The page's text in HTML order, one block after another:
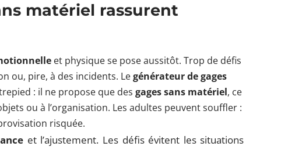
matériel rassurent
et physique se pose aussitôt. Trop de défis
ou, pire, à des incidents. Legénérateur de gages
: il ne propose que desgages sans matériel, ce
ou à l’organisation. Les adultes peuvent souffler :
risquée.
et l’ajustement. Les défis évitent les situations